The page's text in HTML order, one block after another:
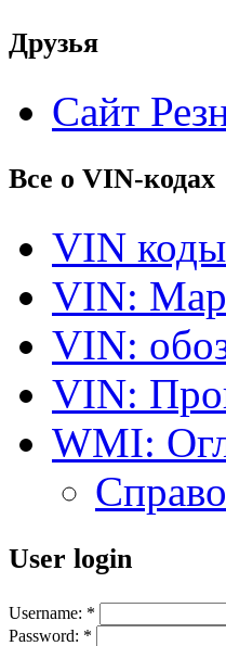
Друзья
Сайт
Все о VIN-кодах
VIN
VIN:
VIN:
VIN:
WMI:
User login
Username: *
Password: *